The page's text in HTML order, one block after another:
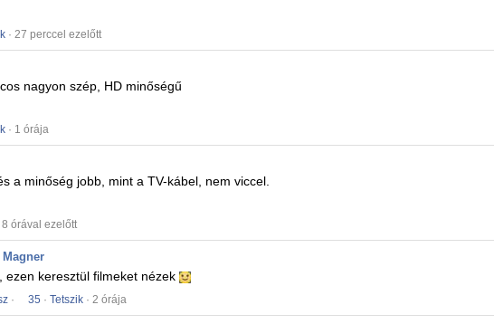
· 27 perccel ezelőtt
nagyon szép, HD minőségű
· 1 órája
a minőség jobb, mint a TV-kábel, nem viccel.
8 órával ezelőtt
Magner
ezen keresztül filmeket nézek
· 35 · Tetszik · 2 órája